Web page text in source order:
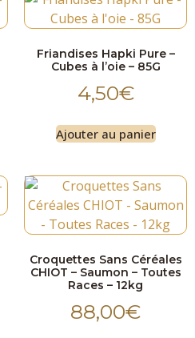
Friandises Hapki Pure –
Cubes à l’oie – 85G
4,50€
Ajouter au panier
Croquettes Sans Céréales
CHIOT – Saumon – Toutes
Races – 12kg
88,00€